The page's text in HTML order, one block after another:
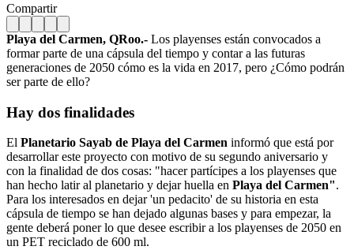
Compartir
Playa del Carmen, QRoo.- Los playenses están convocados a
formar parte de una cápsula del tiempo y contar a las futuras
generaciones de 2050 cómo es la vida en 2017, pero ¿Cómo podrán
ser parte de ello?
Hay dos finalidades
El Planetario Sayab de Playa del Carmen informó que está por
desarrollar este proyecto con motivo de su segundo aniversario y
con la finalidad de dos cosas: "hacer partícipes a los playenses que
han hecho latir al planetario y dejar huella en Playa del Carmen".
Para los interesados en dejar 'un pedacito' de su historia en esta
cápsula de tiempo se han dejado algunas bases y para empezar, la
gente deberá poner lo que desee escribir a los playenses de 2050 en
un PET reciclado de 600 ml.